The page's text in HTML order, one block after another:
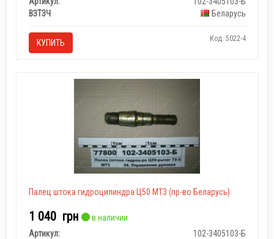
ВЗТЗЧ
Беларусь
КУПИТЬ Код: 5022-4
Палец штока гидроцилиндра Ц50 МТЗ (пр-во Беларусь)
1 040 грн
в наличии
Артикул:
102-3405103-Б